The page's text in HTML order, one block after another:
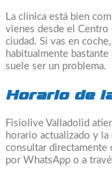
La clínica está bien
vienes desde el
ciudad. Si vas en
habitualmente
suele ser un problema.
Horario de
Fisiolive Valladolid
horario actualizado y
consultar
por WhatsApp o a